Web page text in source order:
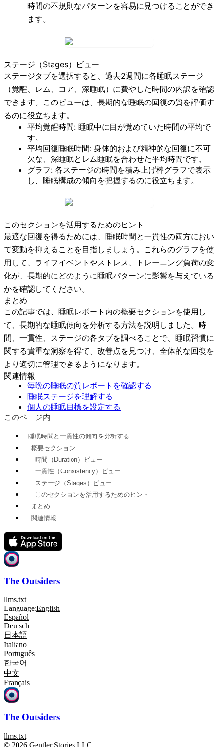
時間の不規則なパターンを容易に見つけることができ
ます。
ステージ（Stages）ビュー
ステージタブを選択すると、過去2週間に各睡眠ステージ
（覚醒、レム、コア、深睡眠）に費やした時間の内訳を確認
できます。このビューは、長期的な睡眠の回復の質を評価す
るのに役立ちます。
平均覚醒時間: 睡眠中に目が覚めていた時間の平均で
す。
平均回復睡眠時間: 身体的および精神的な回復に不可
欠な、深睡眠とレム睡眠を合わせた平均時間です。
グラフ: 各ステージの時間を積み上げ棒グラフで表示
し、睡眠構成の傾向を把握するのに役立ちます。
このセクションを活用するためのヒント
最適な回復を得るためには、睡眠時間と一貫性の両方におい
て変動を抑えることを目指しましょう。これらのグラフを使
用して、ライフイベントやストレス、トレーニング負荷の変
化が、長期的にどのように睡眠パターンに影響を与えている
かを確認してください。
まとめ
この記事では、睡眠レポート内の概要セクションを使用し
て、長期的な睡眠傾向を分析する方法を説明しました。 時
間
一貫性 ステージの各タブを調べることで、睡眠習慣に
関する貴重な洞察を得て、改善点を見つけ、全体的な回復を
より適切に管理できるようになります。
関連情報
毎晩の睡眠の質レポートを確認する
睡眠ステージを理解する
個人の睡眠目標を設定する
このページ内
睡眠時間と一貫性の傾向を分析する
概要セクション
時間（Duration）ビュー
一貫性（Consistency）ビュー
ステージ（Stages）ビュー
このセクションを活用するためのヒント
まとめ
関連情報
The Outsiders
llms.txt
Language:English
Español
Deutsch
日本語
Italiano
Português
한국어
中文
Français
The Outsiders
llms.txt
© 2026 Gentler Stories LLC